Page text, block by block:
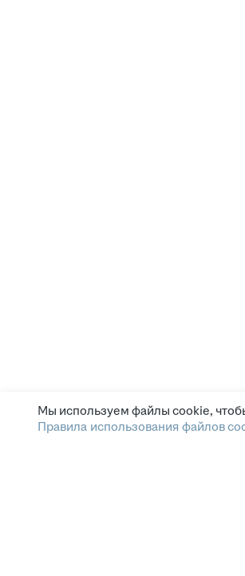
Мы используем файлы cookie,
Правила использования файлов